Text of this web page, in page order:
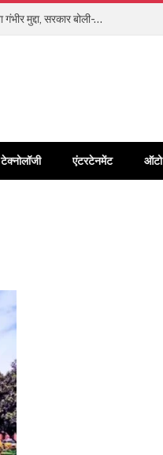
भारतीय नियमों के आगे झुका मेटा? बाल शोषण और डीपफेक को माना गंभीर मुद्दा, सरकार बोली- US के कानून नहीं चलेंगे
टेक्नोलॉजी एंटरटेनमेंट ऑटो